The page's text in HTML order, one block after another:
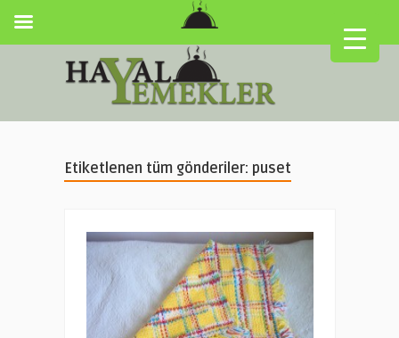
Etiketlenen tüm gönderiler: puset